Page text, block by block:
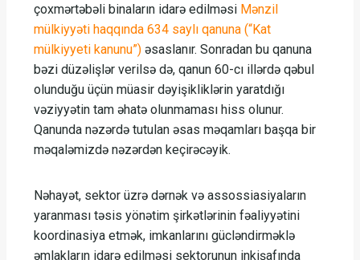
çoxmərtəbəli binaların idarə edilməsi Mənzil
mülkiyyəti haqqında 634 saylı qanuna (“Kat
mülkiyyeti kanunu”) əsaslanır. Sonradan bu qanuna
bəzi düzəlişlər verilsə də, qanun 60-cı illərdə qəbul
olunduğu üçün müasir dəyişikliklərin yaratdığı
vəziyyətin tam əhatə olunmaması hiss olunur.
Qanunda nəzərdə tutulan əsas məqamları başqa bir
məqaləmizdə nəzərdən keçirəcəyik.
Nəhayət, sektor üzrə dərnək və assossiasiyaların
yaranması təsis yönətim şirkətlərinin fəaliyyətini
koordinasiya etmək, imkanlarını gücləndirməklə
əmlakların idarə edilməsi sektorunun inkişafında